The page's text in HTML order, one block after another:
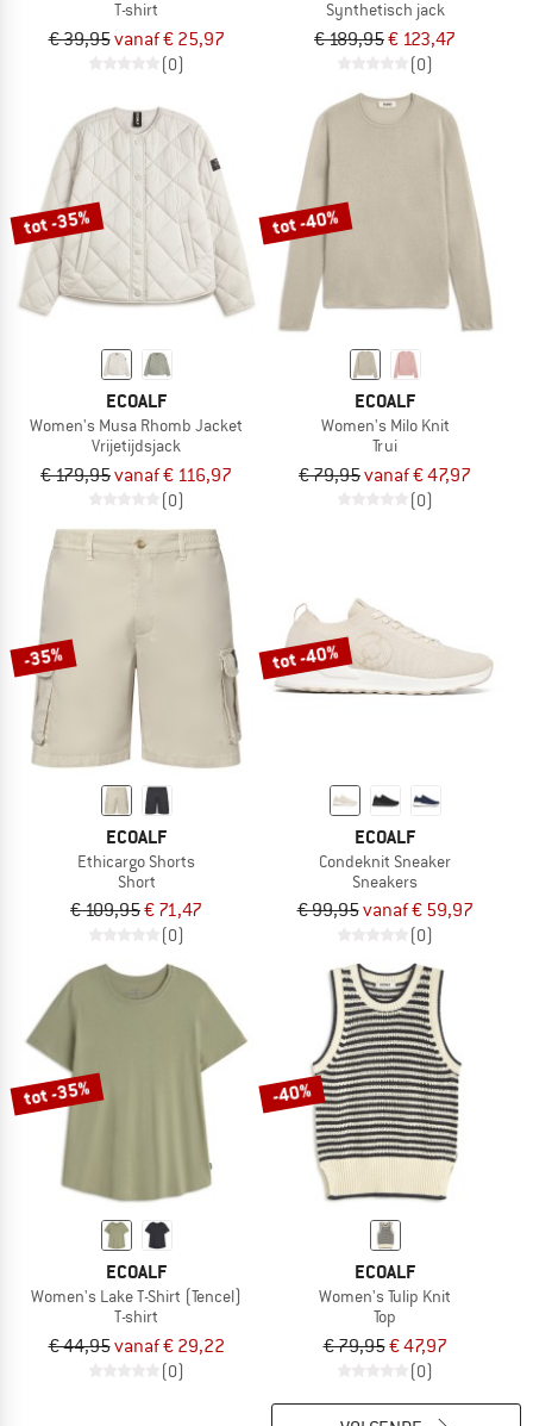
T-shirt
€ 39,95vanaf € 25,97
(0)
Synthetisch jack
€ 189,95€ 123,47
(0)
tot -35%
ECOALF
Women's Musa Rhomb Jacket
Vrijetijdsjack
€ 179,95vanaf € 116,97
(0)
tot -40%
ECOALF
Women's Milo Knit
Trui
€ 79,95vanaf € 47,97
(0)
-35%
ECOALF
Ethicargo Shorts
Short
€ 109,95€ 71,47
(0)
tot -40%
ECOALF
Condeknit Sneaker
Sneakers
€ 99,95vanaf € 59,97
(0)
tot -35%
ECOALF
Women's Lake T-Shirt (Tencel)
T-shirt
€ 44,95vanaf € 29,22
(0)
-40%
ECOALF
Women's Tulip Knit
Top
€ 79,95€ 47,97
(0)